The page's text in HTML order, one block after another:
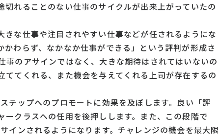
れることのない仕事のサイクルが出来上がっていたの
な仕事や注目されやすい仕事などが任されるようにな
わらず、なかなか仕事ができる」という評判が形成さ
のアサインではなく、大きな期待はされてはいないの
てくれる、また機会を与えてくれる上司が存在するの
テップへのプロモートに効果を及ぼします。良い「評
クラスへの任用を後押しします。また、この段階で
インされるようになります。チャレンジの機会を最大限